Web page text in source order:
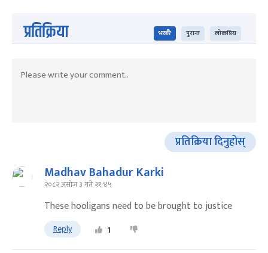
प्रतिक्रिया भर्खरै पुराना लोकप्रिय
प्रतिक्रिया दिनुहोस्
Madhav Bahadur Karki
२०८२ असोज ३ गते २१:४५
These hooligans need to be brought to justice
Reply 1